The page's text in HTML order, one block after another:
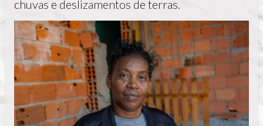
chuvas e deslizamentos de terras.